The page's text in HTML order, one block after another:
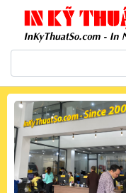
inkythuatso.com